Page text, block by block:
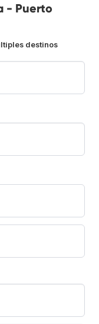
- Puerto
destinos